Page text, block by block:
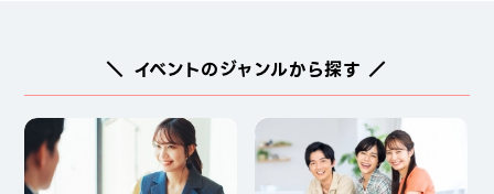
＼ イベントのジャンルから探す ／